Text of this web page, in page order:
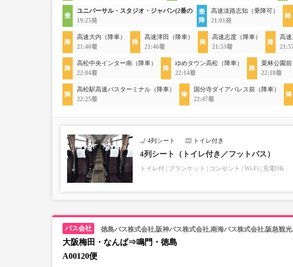
ユニバーサル・スタジオ・ジャパン(2番の
19:25発
高速淡路志知（乗降可）
21:01発
高速大内（降車）
21:40着
高速津田（降車）
21:46着
高速志度（降車）
21:53着
高速
高松中央インター南（降車）
22:04着
ゆめタウン高松（降車）
22:14着
栗林公園前
22:18着
高松駅高速バスターミナル（降車）
22:25着
国分寺ダイアパレス前（降車）
22:47着
4列シート トイレ付き
4列シート（トイレ付き／フットバス）
トイレ付 ブランケット コンセント Wi-Fi 充電OK
徳島バス株式会社,阪神バス株式会社,南海バス株式会社,阪急観
大阪梅田・なんば⇒鳴門・徳島
A00120便